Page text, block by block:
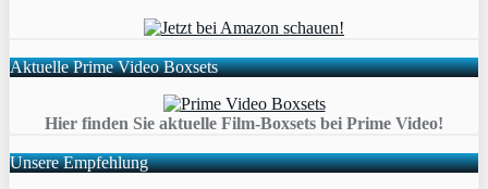
Aktuelle Prime Video Boxsets
Hier finden Sie aktuelle Film-Boxsets bei Prime Video!
Unsere Empfehlung